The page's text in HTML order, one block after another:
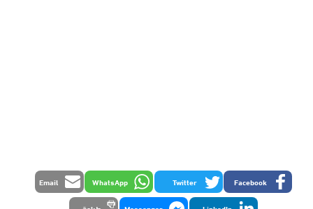
Facebook
Twitter
WhatsApp
Email